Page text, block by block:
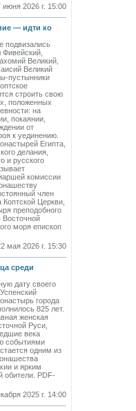
июня 2026 г. 15:00
— идти ко
подвизались
Великий,
Великий
пустынники
строить свою
положенных
на
покаянии,
от
к уединению.
Египта,
делания,
и русского
комиссии
член
Церкви,
преподобного
Восточной
моря епископ
мая 2026 г. 15:30
среди
дату своего
города
825 лет.
женская
Руси,
века
событиями
одним из
и ярким
обители. PDF-
2025 г. 14:00